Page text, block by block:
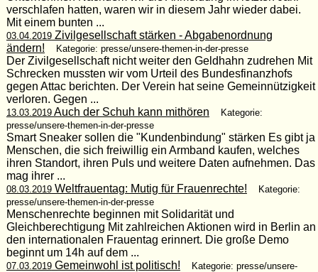
verschlafen hatten, waren wir in diesem Jahr wieder dabei.
Mit einem bunten ...
03.04.2019Zivilgesellschaft stärken - Abgabenordnung
ändern!
Kategorie: presse/unsere-themen-in-der-presse
Der Zivilgesellschaft nicht weiter den Geldhahn zudrehen Mit
Schrecken mussten wir vom Urteil des Bundesfinanzhofs
gegen Attac berichten. Der Verein hat seine Gemeinnützigkeit
verloren. Gegen ...
13.03.2019Auch der Schuh kann mithören
Kategorie:
presse/unsere-themen-in-der-presse
Smart Sneaker sollen die "Kundenbindung" stärken Es gibt ja
Menschen, die sich freiwillig ein Armband kaufen, welches
ihren Standort, ihren Puls und weitere Daten aufnehmen. Das
mag ihrer ...
08.03.2019Weltfrauentag: Mutig für Frauenrechte!
Kategorie:
presse/unsere-themen-in-der-presse
Menschenrechte beginnen mit Solidarität und
Gleichberechtigung Mit zahlreichen Aktionen wird in Berlin an
den internationalen Frauentag erinnert. Die große Demo
beginnt um 14h auf dem ...
07.03.2019Gemeinwohl ist politisch!
Kategorie: presse/unsere-